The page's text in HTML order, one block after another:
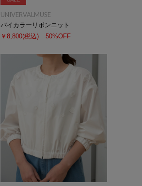
UNIVERVALMUSE
バイカラーリボンニット
￥8,800(税込) 50%OFF